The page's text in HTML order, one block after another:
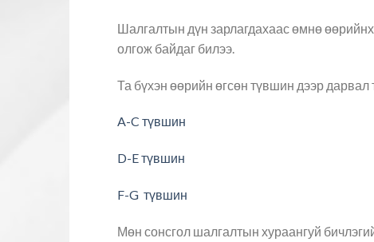
Шалгалтын дүн зарлагдахаас өмнө
олгож байдаг билээ.
Та бүхэн өөрийн өгсөн түвшин дээр дарвал
A-C түвшин
D-E түвшин
F-G түвшин
Мөн сонсгол шалгалтын хураангуй